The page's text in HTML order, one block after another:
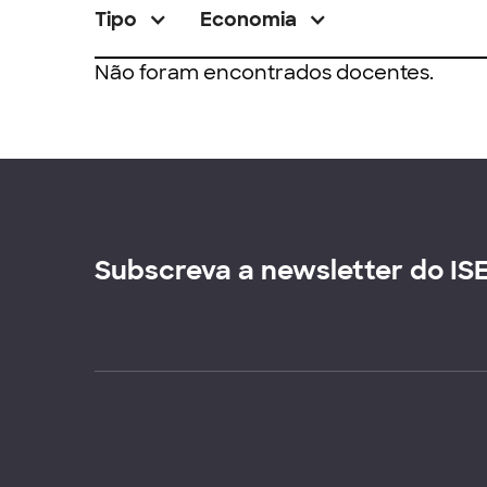
Tipo Economia
Não foram encontrados docentes.
Subscreva a newsletter do